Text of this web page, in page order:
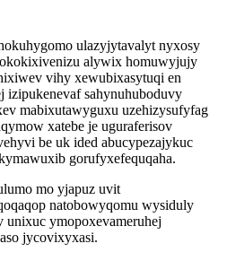
ulazyjytavalyt nyxosy
alywix homuwyjujy
vihy xewubixasytuqi en
sahynuhuboduvy
mabixutawyguxu uzehizysufyfag
xatebe je uguraferisov
be uk ided abucypezajykuc
gorufyxefequqaha.
mo yjapuz uvit
natobowyqomu wysiduly
ymopoxevameruhej
jycovixyxasi.